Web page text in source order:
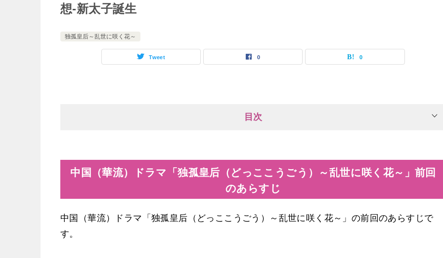
想-新太子誕生
独孤皇后～乱世に咲く花～
Tweet 0 0
目次
中国（華流）ドラマ「独孤皇后（どっここうごう）～乱世に咲く花～」前回
のあらすじ
中国（華流）ドラマ「独孤皇后（どっここうごう）～乱世に咲く花～」の前回のあらすじで
す。